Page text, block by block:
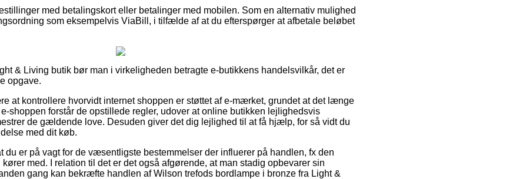
med betalingskort eller betalinger med mobilen. Som en alternativ mulighed
som eksempelvis ViaBill, i tilfælde af at du efterspørger at afbetale beløbet
& Living butik bør man i virkeligheden betragte e-butikkens handelsvilkår, det er
opgave.
at kontrollere hvorvidt internet shoppen er støttet af e-mærket, grundet at det længe
shoppen forstår de opstillede regler, udover at online butikken lejlighedsvis
de gældende love. Desuden giver det dig lejlighed til at få hjælp, for så vidt du
med dit køb.
du er på vagt for de væsentligste bestemmelser der influerer på handlen, fx den
med. I relation til det er det også afgørende, at man stadig opbevarer sin
gang kan bekræfte handlen af Wilson trefods bordlampe i bronze fra Light &